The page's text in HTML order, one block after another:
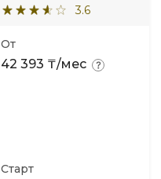
3.6
От
42 393 ₸/мес
Старт